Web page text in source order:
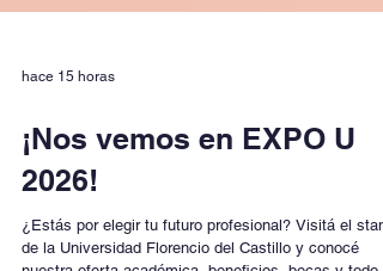
hace 15 horas
¡Nos vemos en EXPO U